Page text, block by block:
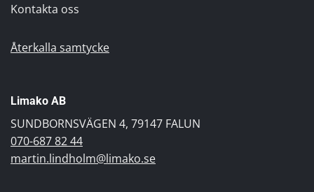
Kontakta oss
Återkalla samtycke
Limako AB
SUNDBORNSVÄGEN 4, 79147 FALUN
070-687 82 44
martin.lindholm@limako.se